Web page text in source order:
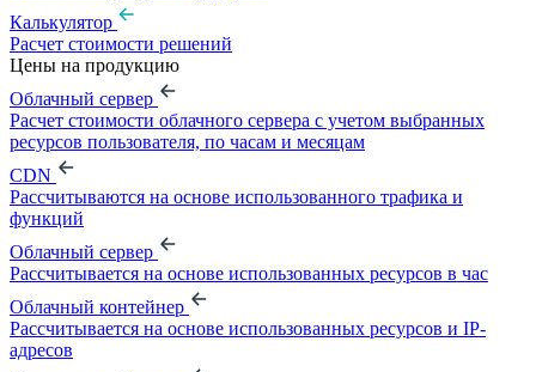
Калькулятор
Расчет стоимости решений
Цены на продукцию
Облачный сервер
Расчет стоимости облачного сервера с учетом выбранных
ресурсов пользователя, по часам и месяцам
CDN
Рассчитываются на основе использованного трафика и
функций
Облачный сервер
Рассчитывается на основе использованных ресурсов в час
Облачный контейнер
Рассчитывается на основе использованных ресурсов и IP-
адресов